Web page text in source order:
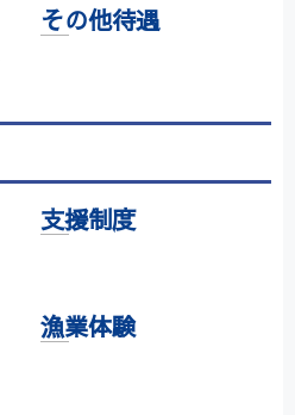
その他待遇
支援制度
漁業体験